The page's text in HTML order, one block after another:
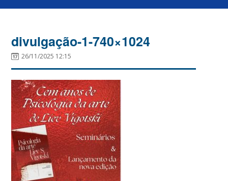
divulgação-1-740×1024
26/11/2025 12:15